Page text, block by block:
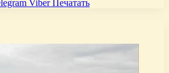
Viber Печатать